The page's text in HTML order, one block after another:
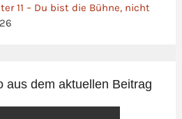
11 – Du bist die Bühne, nicht
aus dem aktuellen Beitrag